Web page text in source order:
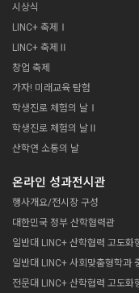
유튜브 크리에이터
16:00~17:30
12.9
8일차
학생진로 체험
10:00~12:00
1인 크리에이터
14:00~15:30
진로관련 명사강연
16:00~16:40
진로관련 명사강
취업 준비 전략
진로관련 명사강
원격 수업 상
구글 도구 활
투유드림 신도형 이
17:00 ~ 18:00
웹툰 작가 되
탐이부 작가
12.9 종일
LINC+ 캡스
캡스톤디자인 경
람자 모의 투자 진행
시상식
LINC+ 축제Ⅰ
LINC+ 축제Ⅱ
창업 축제
가자! 미래교육 탐험
학생진로 체험의 날Ⅰ
학생진로 체험의 날Ⅱ
산학연 소통의 날
온라인 성과전시관
행사개요/전시장 구성
대한민국 정부 산학협력관
일반대 LINC+ 산학협력 고도화
일반대 LINC+ 사회맞춤형학과
전문대 LINC+ 산학협력 고도화